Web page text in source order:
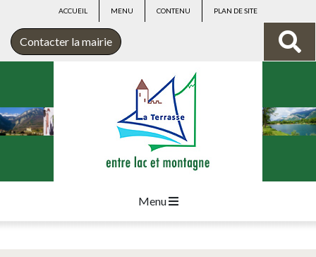
ACCUEIL MENU CONTENU PLAN DE SITE
Contacter la mairie
Menu